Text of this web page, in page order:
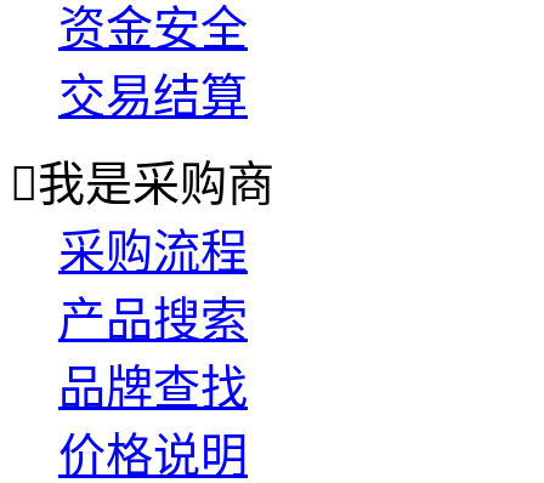
资金安全
交易结算
我是采购商
采购流程
产品搜索
品牌查找
价格说明